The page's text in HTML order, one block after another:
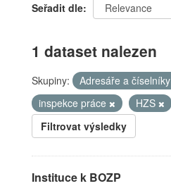
Seřadit dle
1 dataset nalezen
Skupiny: Adresáře a číselníky
inspekce práce
HZS
Filtrovat výsledky
Instituce k BOZP